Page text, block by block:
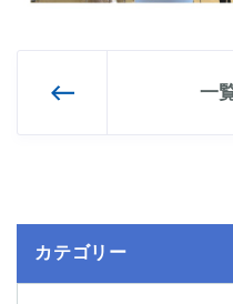
一
カテゴリー